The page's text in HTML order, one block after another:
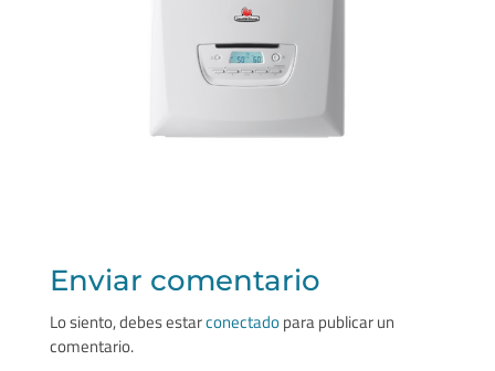
Enviar comentario
Lo siento, debes estarconectadopara publicar un
comentario.